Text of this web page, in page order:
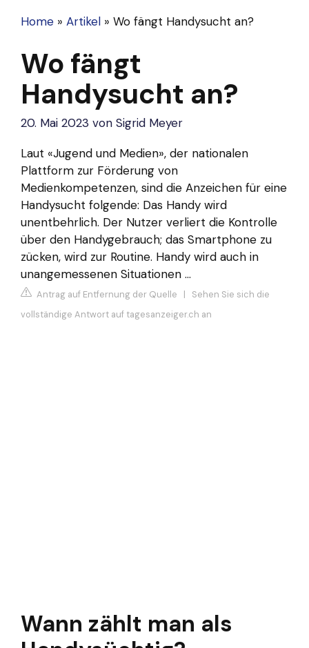
Home » Artikel » Wo fängt Handysucht an?
Wo fängt
Handysucht an?
20. Mai 2023 von Sigrid Meyer
Laut «Jugend und Medien», der nationalen
Plattform zur Förderung von
Medienkompetenzen, sind die Anzeichen für eine
Handysucht folgende: Das Handy wird
unentbehrlich. Der Nutzer verliert die Kontrolle
über den Handygebrauch; das Smartphone zu
zücken, wird zur Routine. Handy wird auch in
unangemessenen Situationen ...
Antrag auf Entfernung der Quelle | Sehen Sie sich die
vollständige Antwort auf tagesanzeiger.ch an
Wann zählt man als